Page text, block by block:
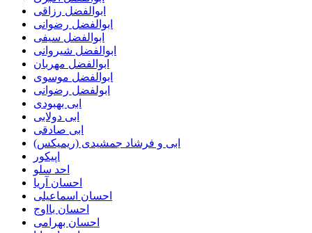
ابوالفضل رزاقی
ابوالفضل رضوانی
ابوالفضل سیفی
ابوالفضل شیروانی
ابوالفضل مهربان
ابوالفضل موسوی
ابولفضل رضوانی
ابی بهبودی
ابی دولابی
ابی صادقی
ابی و فرشاد جمشیدی (ریمیکس)
اپیکور
احد سلو
احسان آریا
احسان اسماعیلی
احسان بااوج
احسان بهرامی